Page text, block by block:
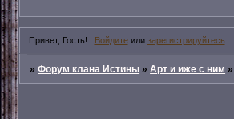
Привет, Гость! Войдитеили зарегистрируйтесь
»Форум клана Истины »Арт и иже с ним